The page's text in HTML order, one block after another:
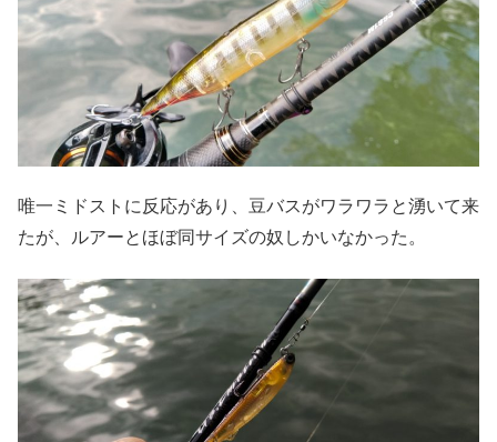
唯一ミドストに反応があり、豆バスがワラワラと湧いて来
たが、ルアーとほぼ同サイズの奴しかいなかった。